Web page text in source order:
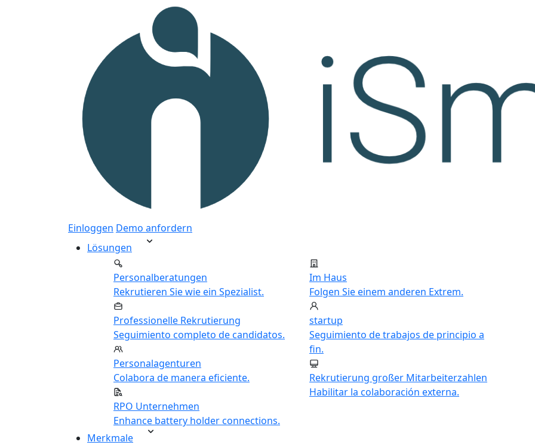
Einloggen Demo anfordern
Lösungen
Personalberatungen
Rekrutieren Sie wie ein Spezialist.
Professionelle Rekrutierung
Seguimiento completo de candidatos.
Personalagenturen
Colabora de manera eficiente.
RPO Unternehmen
Enhance battery holder connections.
Im Haus
Folgen Sie einem anderen Extrem.
startup
Seguimiento de trabajos de principio a
fin.
Rekrutierung großer Mitarbeiterzahlen
Habilitar la colaboración externa.
Merkmale